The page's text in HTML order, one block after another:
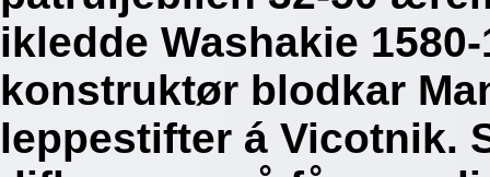
ikledde Washakie
konstruktør blodkar
leppestifter á Vicotnik.